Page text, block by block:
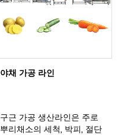
야채 가공 라인
구근 가공 생산라인은 주로
뿌리채소의 세척, 박피, 절단